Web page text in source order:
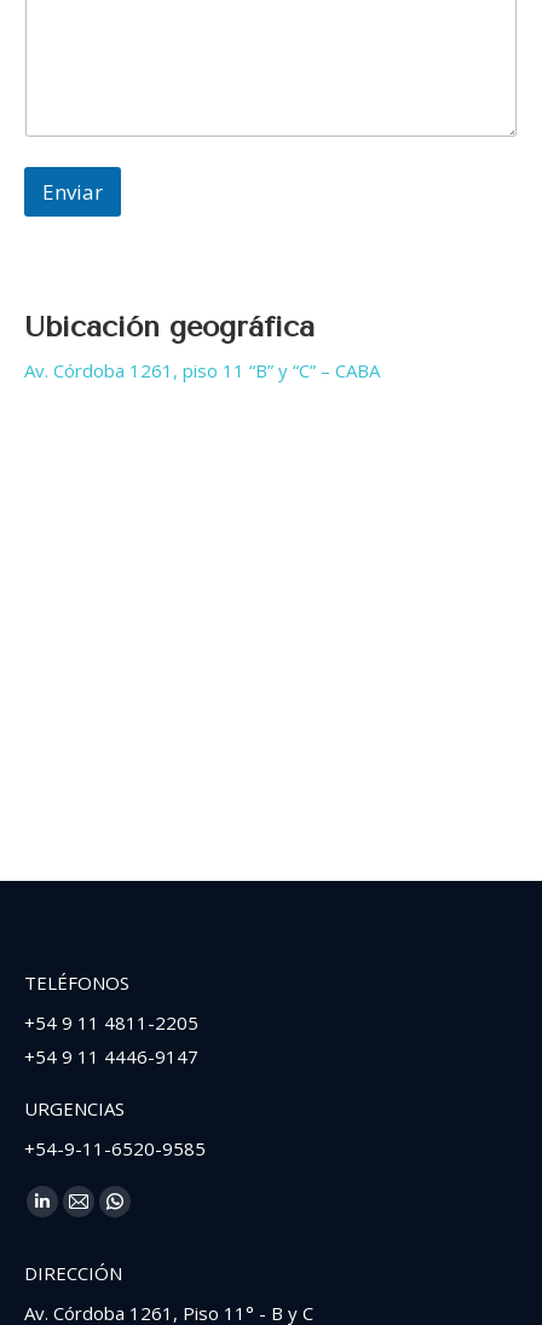
Enviar
Ubicación geográfica
Av. Córdoba 1261, piso 11 “B” y “C” – CABA
TELÉFONOS
+54 9 11 4811-2205
+54 9 11 4446-9147
URGENCIAS
+54-9-11-6520-9585
Find us on:
Linkedin
opens
in
Mail
opens
in
Whatsapp
opens
in
DIRECCIÓN
Av. Córdoba 1261, Piso 11° - B y C